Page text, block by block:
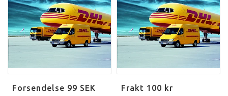
Forsendelse 99 SEK
Frakt 100 kr